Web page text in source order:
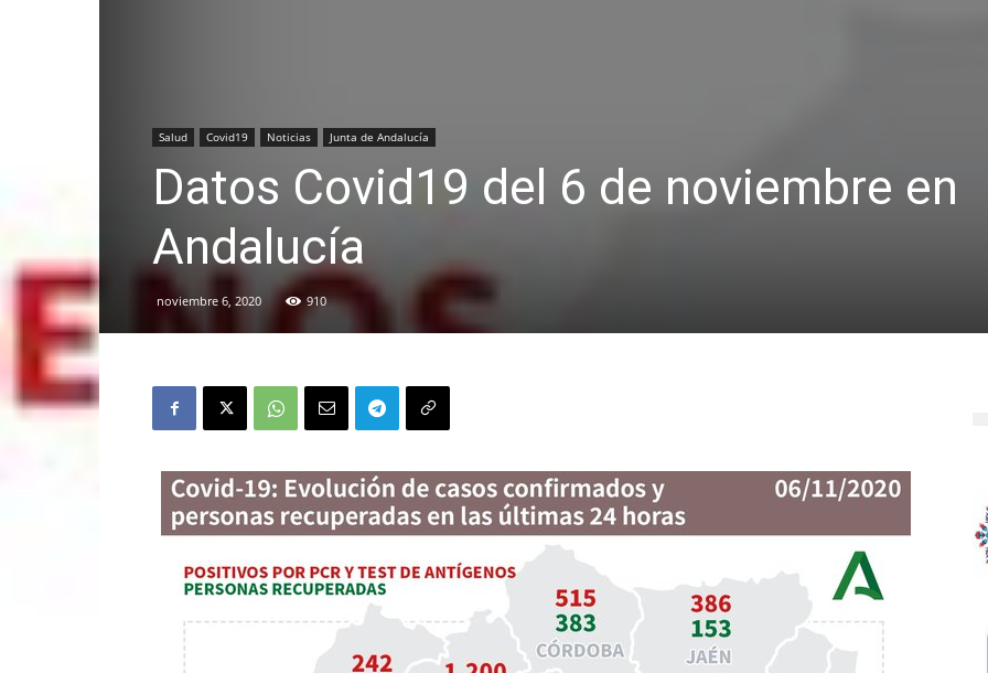
Salud Covid19 Noticias Junta de Andalucía
Datos Covid19 del 6 de noviembre en
Andalucía
noviembre 6, 2020 910